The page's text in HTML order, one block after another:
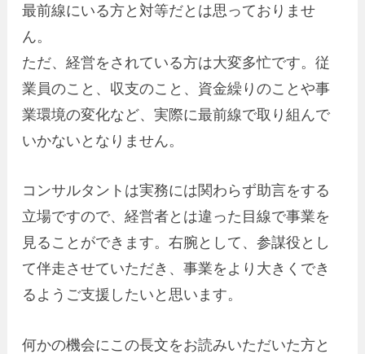
最前線にいる方と対等だとは思っておりませ
ん。
ただ、経営をされている方は大変多忙です。従
業員のこと、収支のこと、資金繰りのことや事
業環境の変化など、実際に最前線で取り組んで
いかないとなりません。
コンサルタントは実務には関わらず助言をする
立場ですので、経営者とは違った目線で事業を
見ることができます。右腕として、参謀役とし
て伴走させていただき、事業をより大きくでき
るようご支援したいと思います。
何かの機会にこの長文をお読みいただいた方と